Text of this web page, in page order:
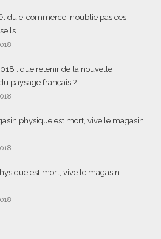
du e-commerce, n’oublie pas ces
: que retenir de la nouvelle
paysage français ?
physique est mort, vive le magasin
est mort, vive le magasin